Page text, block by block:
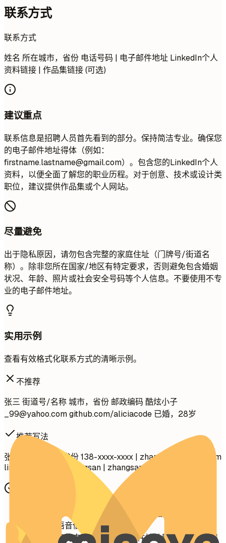
联系方式
联系方式
姓名 所在城市，省份 电话号码 | 电子邮件地址 LinkedIn个人
资料链接 | 作品集链接 (可选)
建议重点
联系信息是招聘人员首先看到的部分。保持简洁专业。确保您
的电子邮件地址得体（例如：
firstname.lastname@gmail.com）。包含您的LinkedIn个人
资料，以便全面了解您的职业历程。对于创意、技术或设计类
职位，建议提供作品集或个人网站。
尽量避免
出于隐私原因，请勿包含完整的家庭住址（门牌号/街道名
称）。除非您所在国家/地区有特定要求，否则避免包含婚姻
状况、年龄、照片或社会安全号码等个人信息。不要使用不专
业的电子邮件地址。
实用示例
查看有效格式化联系方式的清晰示例。
不推荐
张三 街道号/名称 城市，省份 邮政编码 酷炫小子
_99@yahoo.comgithub.com/aliciacode 已婚，28岁
推荐写法
张三 所在城市，省份 138-xxxx-xxxx | zhangsan@email.com
linkedin.com/in/zhangsan | zhangsanportfolio.com
使用专业的电子邮件地址（姓名.姓氏格式）
确保您的语音信箱已设置且专业
仔细检查您的电话号码和电子邮件地址是否有拼写错误